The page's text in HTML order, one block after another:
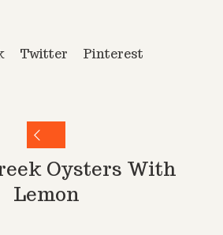
Twitter Pinterest
Oysters With
Lemon